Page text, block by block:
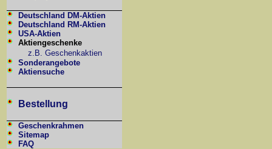
Deutschland DM-Aktien
Deutschland RM-Aktien
USA-Aktien
Aktiengeschenke
z.B. Geschenkaktien
Sonderangebote
Aktiensuche
Bestellung
Geschenkrahmen
Sitemap
FAQ